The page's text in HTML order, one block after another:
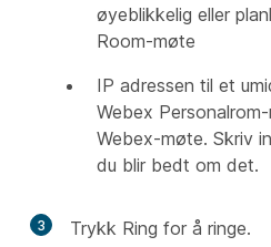
øyeblikkelig eller
Room-møte
IP adressen til et
Webex
Webex-møte. Skriv
du blir bedt om det.
3 Trykk Ring for å ringe.